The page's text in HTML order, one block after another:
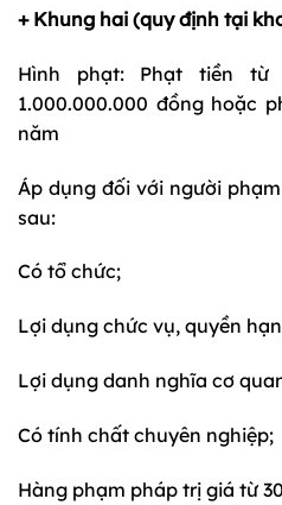
+ Khung hai (quy định tại
Hình phạt: Phạt tiền từ
1.000.000.000 đồng hoặc
năm
Áp dụng đối với người
sau:
Có tổ chức;
Lợi dụng chức vụ, quyền
Lợi dụng danh nghĩa cơ
Có tính chất chuyên nghiệp;
Hàng phạm pháp trị giá từ